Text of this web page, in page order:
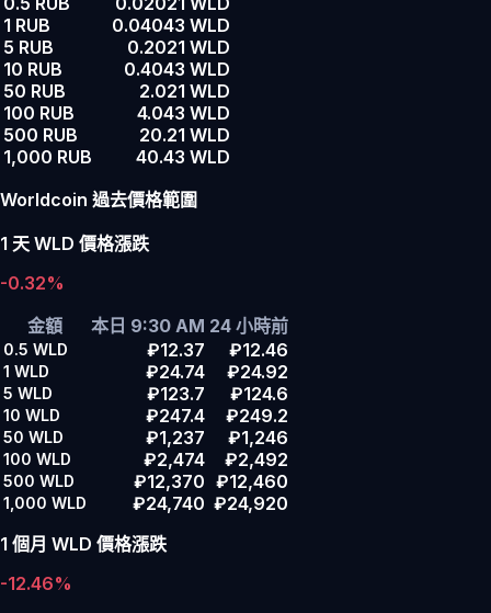
1 RUB
0.04043 WLD
5 RUB
0.2021 WLD
10 RUB
0.4043 WLD
50 RUB
2.021 WLD
100 RUB
4.043 WLD
500 RUB
20.21 WLD
1,000 RUB
40.43 WLD
Worldcoin 過去價格範圍
1 天 WLD 價格漲跌
-0.32%
金額
本日 9:30 AM 24 小時前
0.5 WLD ₽12.37 ₽12.46
1 WLD ₽24.74 ₽24.92
5 WLD ₽123.7 ₽124.6
10 WLD ₽247.4 ₽249.2
50 WLD ₽1,237 ₽1,246
100 WLD ₽2,474 ₽2,492
500 WLD ₽12,370 ₽12,460
1,000 WLD ₽24,740 ₽24,920
1 個月 WLD 價格漲跌
-12.46%